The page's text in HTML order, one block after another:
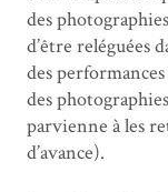
des
d’être reléguées
des
des
parvienne à les
d’avance).